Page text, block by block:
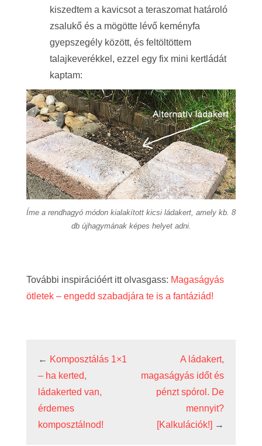
kiszedtem a kavicsot a teraszomat határoló
zsalukő és a mögötte lévő keményfa
gyepszegély között, és feltöltöttem
talajkeverékkel, ezzel egy fix mini kertládát
kaptam:
Íme a rendhagyó módon kialakított kicsi ládakert, amely kb. 8
db újhagymának képes helyet adni.
További inspirációért itt olvasgass: Magaságyás
ötletek – engedd szabadjára te is a fantáziád!
← Komposztálás 1×1
– ha kerted,
ládakerted van,
érdemes
komposztálnod!
A ládakert,
magaságyás időt és
pénzt spórol. De
mennyit?
[Kalkulációk!] →